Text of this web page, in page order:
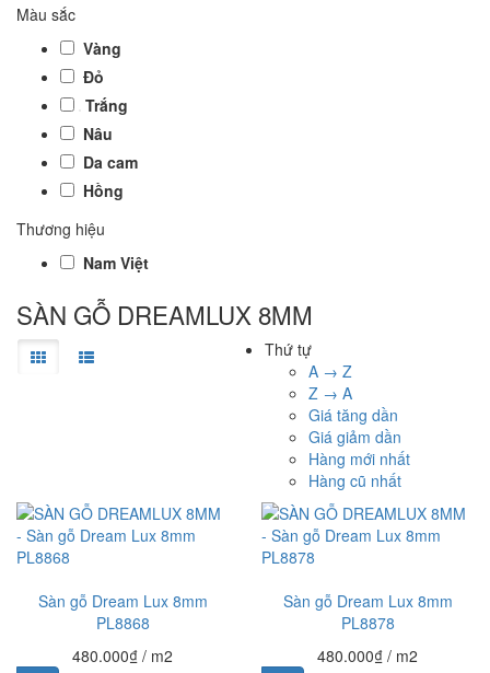
Màu sắc
Vàng
Đỏ
Trắng
Nâu
Da cam
Hồng
Thương hiệu
Nam Việt
SÀN GỖ DREAMLUX 8MM
Thứ tự
A → Z
Z → A
Giá tăng dần
Giá giảm dần
Hàng mới nhất
Hàng cũ nhất
Sàn gỗ Dream Lux 8mm
PL8868
480.000₫ / m2
Sàn gỗ Dream Lux 8mm
PL8878
480.000₫ / m2